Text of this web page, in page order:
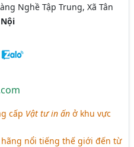
Nghề Tập Trung, Xã Tân
cấp Vật tư in ấn ở khu vực
nổi tiếng thế giới đến từ